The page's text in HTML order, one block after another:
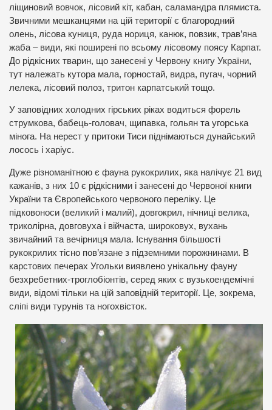
ліщиновий вовчок, лісовий кіт, кабан, саламандра плямиста.
Звичними мешканцями на цій території є благородний
олень, лісова куниця, руда нориця, канюк, повзик, трав’яна
жаба – види, які поширені по всьому лісовому поясу Карпат.
До рідкісних тварин, що занесені у Червону книгу України,
тут належать кутора мала, горностай, видра, пугач, чорний
лелека, лісовий полоз, тритон карпатський тощо.
У заповідних холодних гірських ріках водиться форель
струмкова, бабець-головач, щипавка, гольян та угорська
мінога. На нерест у притоки Тиси піднімаються дунайський
лосось і харіус.
Дуже різноманітною є фауна рукокрилих, яка налічує 21 вид
кажанів, з них 10 є рідкісними і занесені до Червоної книги
України та Європейського червоного переліку. Це
підковоноси (великий і малий), довгокрил, нічниці велика,
триколірна, довговуха і війчаста, широковух, вухань
звичайний та вечірниця мала. Існування більшості
рукокрилих тісно пов’язане з підземними порожнинами. В
карстових печерах Угольки виявлено унікальну фауну
безхребетних-троглобіонтів, серед яких є вузькоендемічні
види, відомі тільки на цій заповідній території. Це, зокрема,
сліпі види турунів та ногохвісток.